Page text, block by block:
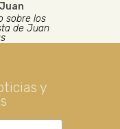
sobre los
de Juan
y